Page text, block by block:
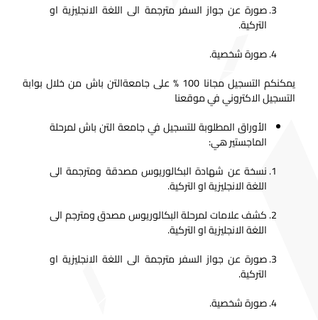
صورة عن جواز السفر مترجمة الى اللغة الانجليزية او
التركية.
صورة شخصية.
يمكنكم التسجيل مجانا 100 % على جامعةالتن باش من خلال بوابة
التسجيل الاكتروني في موقعنا
الأوراق المطلوبة للتسجيل في جامعة التن باش لمرحلة
الماجستير هي:
نسخة عن شهادة البكالوريوس مصدقة ومترجمة الى
اللغة الانجليزية او التركية.
كشف علامات لمرحلة البكالوريوس مصدق ومترجم الى
اللغة الانجليزية او التركية.
صورة عن جواز السفر مترجمة الى اللغة الانجليزية او
التركية.
صورة شخصية.